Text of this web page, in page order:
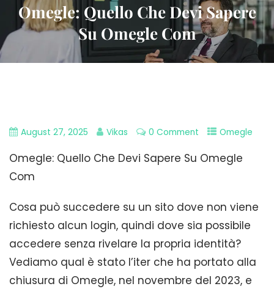
Omegle: Quello Che Devi Sapere
Su Omegle Com
August 27, 2025 Vikas 0 Comment Omegle
Omegle: Quello Che Devi Sapere Su Omegle
Com
Cosa può succedere su un sito dove non viene
richiesto alcun login, quindi dove sia possibile
accedere senza rivelare la propria identità?
Vediamo qual è stato l’iter che ha portato alla
chiusura di Omegle, nel novembre del 2023, e